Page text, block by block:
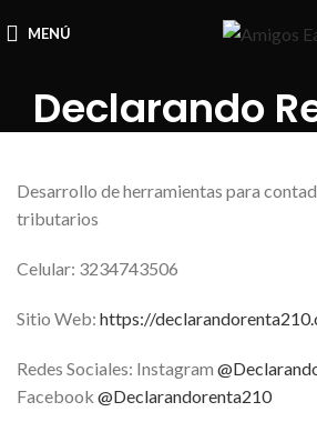
MENÚ
Declarando
Desarrollo de herramientas para
tributarios
Celular: 3234743506
Sitio Web: https://
Redes Sociales: Instagram
Facebook @Declarandorenta210